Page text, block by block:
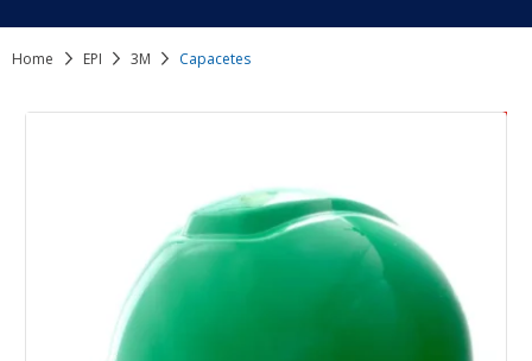
Home EPI 3M Capacetes